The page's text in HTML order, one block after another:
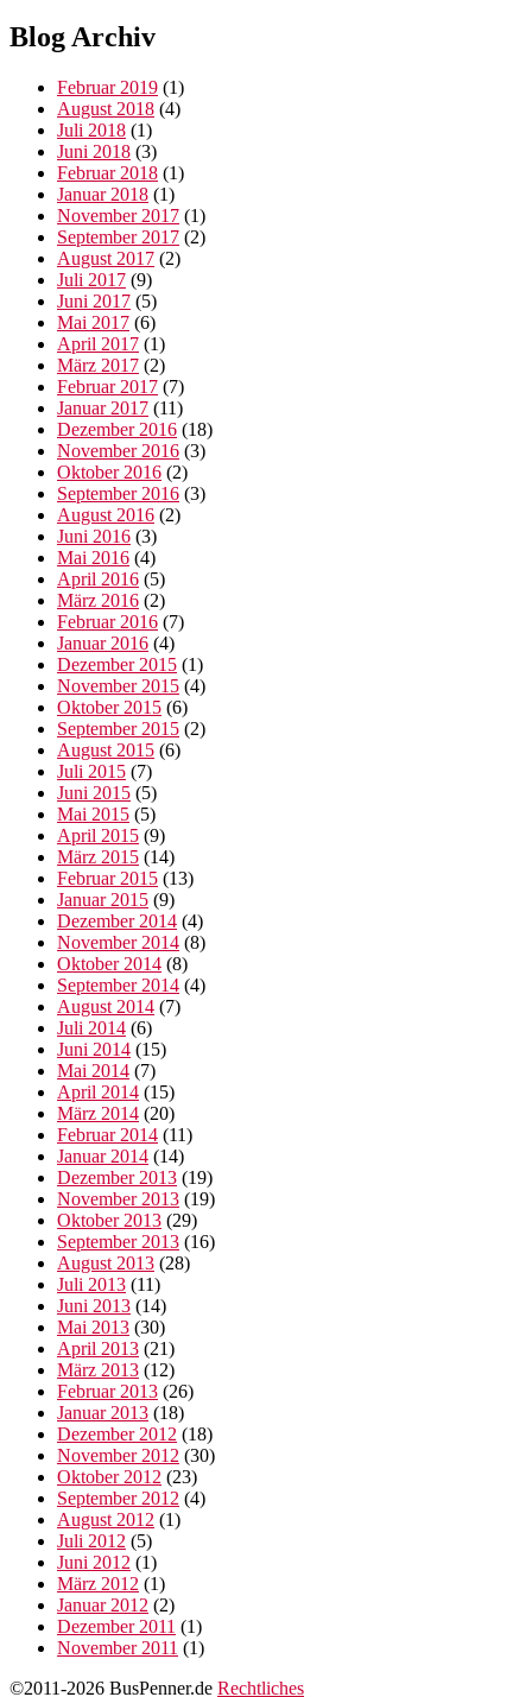
Blog Archiv
Februar 2019 (1)
August 2018 (4)
Juli 2018 (1)
Juni 2018 (3)
Februar 2018 (1)
Januar 2018 (1)
November 2017 (1)
September 2017 (2)
August 2017 (2)
Juli 2017 (9)
Juni 2017 (5)
Mai 2017 (6)
April 2017 (1)
März 2017 (2)
Februar 2017 (7)
Januar 2017 (11)
Dezember 2016 (18)
November 2016 (3)
Oktober 2016 (2)
September 2016 (3)
August 2016 (2)
Juni 2016 (3)
Mai 2016 (4)
April 2016 (5)
März 2016 (2)
Februar 2016 (7)
Januar 2016 (4)
Dezember 2015 (1)
November 2015 (4)
Oktober 2015 (6)
September 2015 (2)
August 2015 (6)
Juli 2015 (7)
Juni 2015 (5)
Mai 2015 (5)
April 2015 (9)
März 2015 (14)
Februar 2015 (13)
Januar 2015 (9)
Dezember 2014 (4)
November 2014 (8)
Oktober 2014 (8)
September 2014 (4)
August 2014 (7)
Juli 2014 (6)
Juni 2014 (15)
Mai 2014 (7)
April 2014 (15)
März 2014 (20)
Februar 2014 (11)
Januar 2014 (14)
Dezember 2013 (19)
November 2013 (19)
Oktober 2013 (29)
September 2013 (16)
August 2013 (28)
Juli 2013 (11)
Juni 2013 (14)
Mai 2013 (30)
April 2013 (21)
März 2013 (12)
Februar 2013 (26)
Januar 2013 (18)
Dezember 2012 (18)
November 2012 (30)
Oktober 2012 (23)
September 2012 (4)
August 2012 (1)
Juli 2012 (5)
Juni 2012 (1)
März 2012 (1)
Januar 2012 (2)
Dezember 2011 (1)
November 2011 (1)
©2011-2026 BusPenner.de Rechtliches